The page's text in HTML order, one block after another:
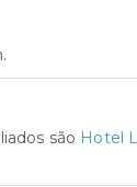
são Hotel